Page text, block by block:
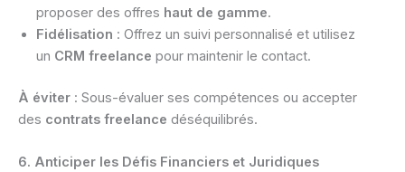
proposer des offres haut de gamme.
Fidélisation : Offrez un suivi personnalisé et utilisez
un CRM freelance pour maintenir le contact.
À éviter : Sous-évaluer ses compétences ou accepter
des contrats freelance déséquilibrés.
6. Anticiper les Défis Financiers et Juridiques